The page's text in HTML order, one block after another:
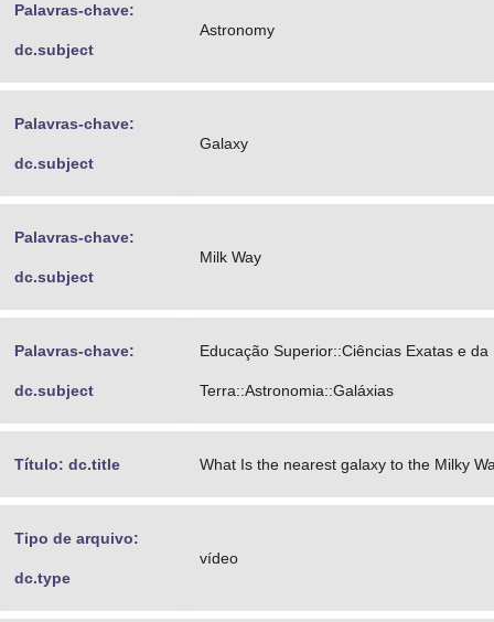
Palavras-chave:
dc.subject
Astronomy
Palavras-chave:
dc.subject
Galaxy
Palavras-chave:
dc.subject
Milk Way
Palavras-chave:
dc.subject
Educação Superior::Ciências Exatas e da
Terra::Astronomia::Galáxias
Título: dc.title What Is the nearest galaxy to the Milky
Tipo de arquivo:
dc.type
vídeo